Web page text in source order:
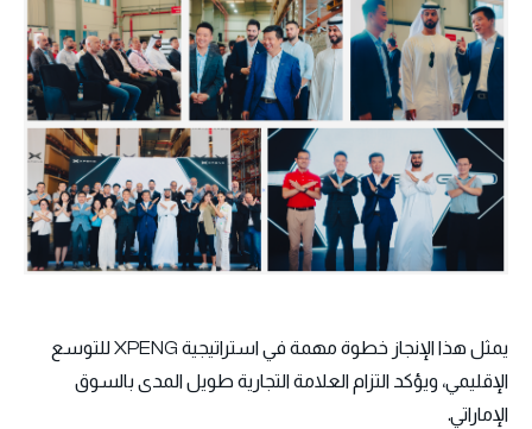
يمثل هذا الإنجاز خطوة مهمة في استراتيجية XPENG للتوسع
الإقليمي، ويؤكد التزام العلامة التجارية طويل المدى بالسوق
الإماراتي.